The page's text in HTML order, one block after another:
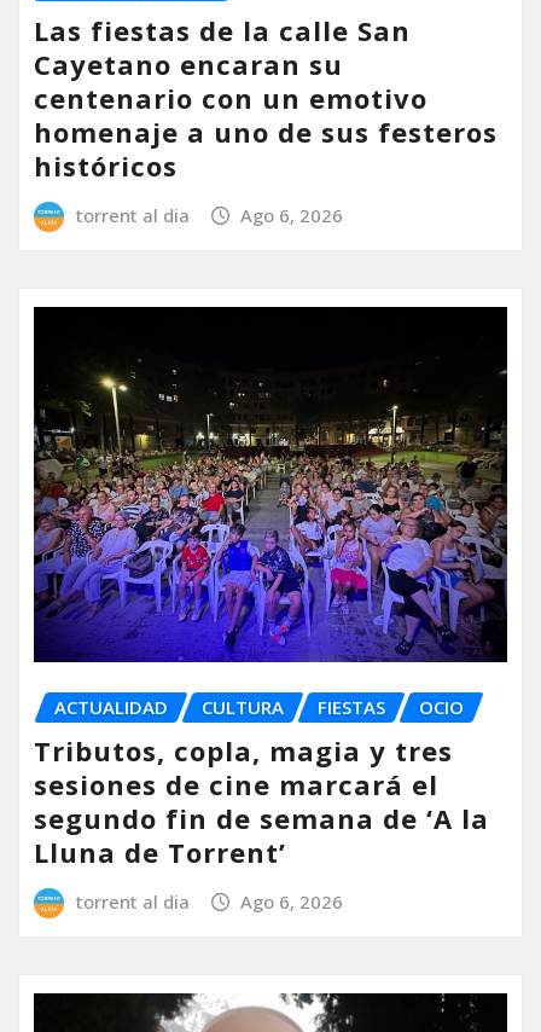
Las fiestas de la calle San
Cayetano encaran su
centenario con un emotivo
homenaje a uno de sus festeros
históricos
torrent al dia Ago 6, 2026
ACTUALIDAD CULTURA FIESTAS OCIO
Tributos, copla, magia y tres
sesiones de cine marcará el
segundo fin de semana de ‘A la
Lluna de Torrent’
torrent al dia Ago 6, 2026